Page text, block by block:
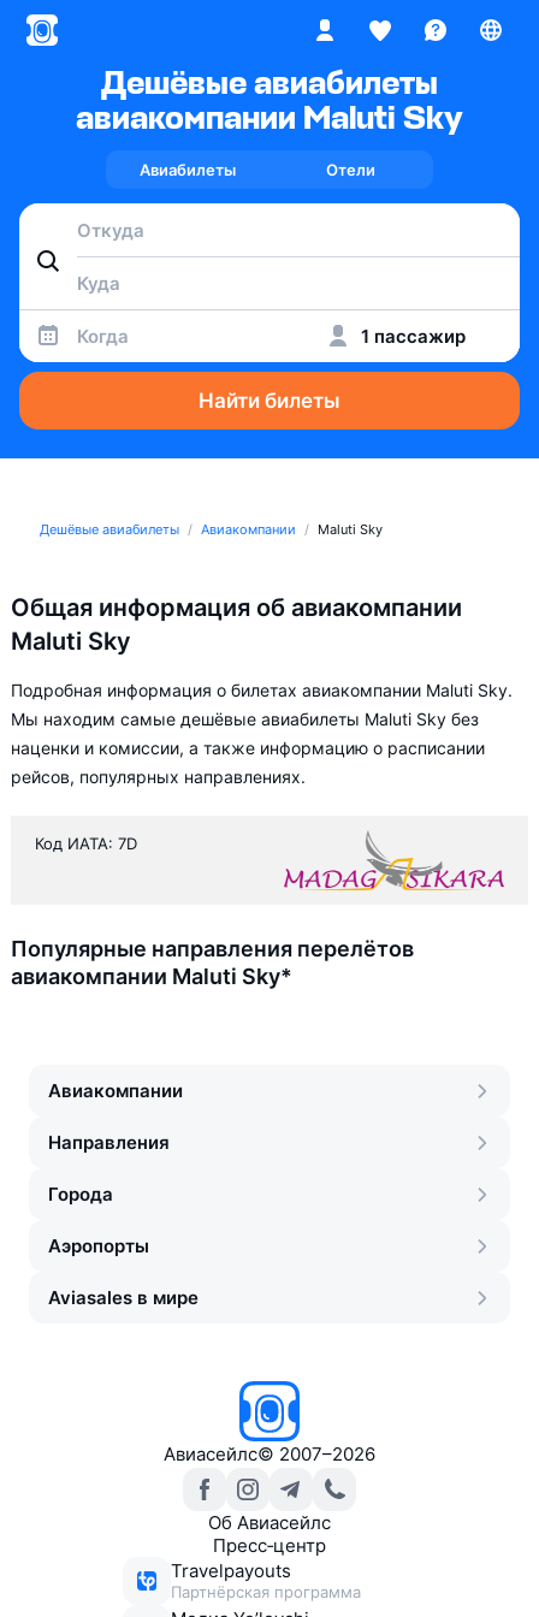
Дешёвые авиабилеты
авиакомпании Maluti Sky
Авиабилеты Отели
Когда 1 пассажир
Найти билеты
Дешёвые авиабилеты Авиакомпании Maluti Sky
Общая информация об авиакомпании
Maluti Sky
Подробная информация о билетах авиакомпании Maluti Sky.
Мы находим самые дешёвые авиабилеты Maluti Sky без
наценки и комиссии, а также информацию о расписании
рейсов, популярных направлениях.
Код ИАТА: 7D
Популярные направления перелётов
авиакомпании Maluti Sky*
Авиакомпании
Направления
Города
Аэропорты
Aviasales в мире
Авиасейлс© 2007–2026
Об Авиасейлс
Пресс‑центр
Travelpayouts
Партнёрская программа